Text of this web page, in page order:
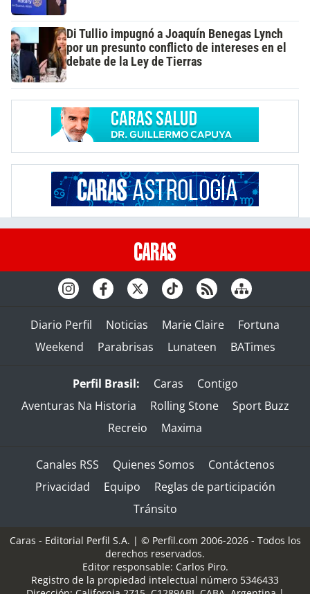
Di Tullio impugnó a Joaquín Benegas Lynch
por un presunto conflicto de intereses en el
debate de la Ley de Tierras
Diario Perfil Noticias Marie Claire
Fortuna
Weekend
Parabrisas Lunateen BATimes
Perfil Brasil: Caras
Contigo
Aventuras Na Historia
Rolling Stone
Sport Buzz
Recreio
Maxima
Canales RSS Quienes Somos
Contáctenos
Privacidad
Equipo
Reglas de participación
Tránsito
Caras - Editorial Perfil S.A. | © Perfil.com 2006-2026 - Todos los
derechos reservados.
Editor responsable: Carlos Piro.
Registro de la propiedad intelectual número 5346433